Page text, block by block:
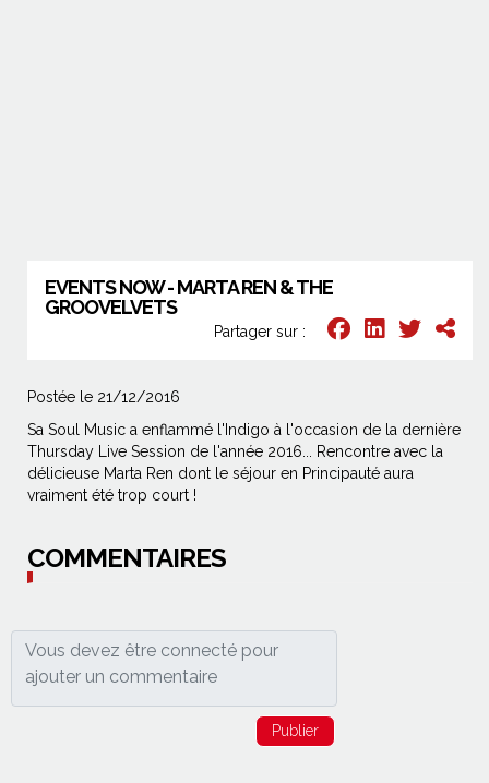
EVENTS NOW - MARTA REN & THE
GROOVELVETS
Partager sur :
Postée le 21/12/2016
Sa Soul Music a enflammé l'Indigo à l'occasion de la dernière
Thursday Live Session de l'année 2016... Rencontre avec la
délicieuse Marta Ren dont le séjour en Principauté aura
vraiment été trop court !
COMMENTAIRES
Publier